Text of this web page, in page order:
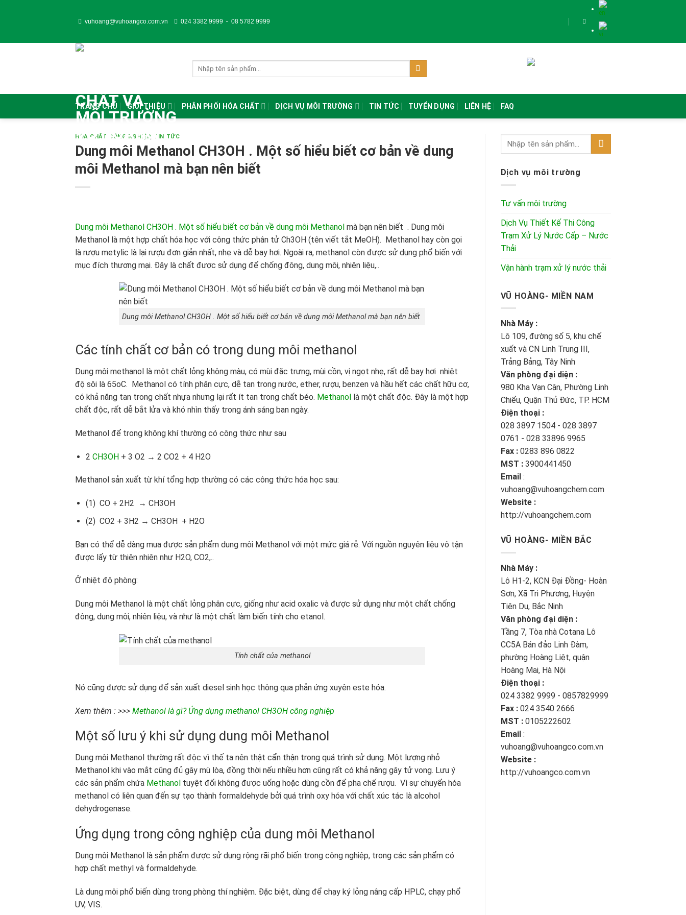
vuhoang@vuhoangco.com.vn 024 3382 9999 - 08 5782 9999
TRANG CHỦ GIỚI THIỆU PHÂN PHỐI HÓA CHẤT DỊCH VỤ MÔI TRƯỜNG TIN TỨC TUYỂN DỤNG LIÊN HỆ FAQ
HÓA CHẤT CÔNG NGHIỆP, TIN TỨC
Dung môi Methanol CH3OH . Một số hiểu biết cơ bản về dung
môi Methanol mà bạn nên biết
Dung môi Methanol CH3OH . Một số hiểu biết cơ bản về dung môi Methanol mà bạn nên biết . Dung môi
Methanol là một hợp chất hóa học với công thức phân tử Ch3OH (tên viết tắt MeOH). Methanol hay còn gọi
là rượu metylic là lại rượu đơn giản nhất, nhẹ và dễ bay hơi. Ngoài ra, methanol còn được sử dụng phổ biến với
mục đích thương mại. Đây là chất được sử dụng để chống đông, dung môi, nhiên liệu,..
Dung môi Methanol CH3OH . Một số hiểu biết cơ bản về dung môi Methanol mà bạn nên biết
Các tính chất cơ bản có trong dung môi methanol
Dung môi methanol là một chất lỏng không màu, có mùi đặc trưng, mùi cồn, vị ngọt nhẹ, rất dễ bay hơi nhiệt
độ sôi là 65oC. Methanol có tính phân cực, dễ tan trong nước, ether, rượu, benzen và hầu hết các chất hữu cơ,
có khả năng tan trong chất nhựa nhưng lại rất ít tan trong chất béo. Methanol là một chất độc. Đây là một hợp
chất độc, rất dễ bắt lửa và khó nhìn thấy trong ánh sáng ban ngày.
Methanol để trong không khí thường có công thức như sau
2 CH3OH+ 3 O2 → 2 CO2 + 4 H2O
Methanol sản xuất từ khí tổng hợp thường có các công thức hóa học sau:
(1) CO + 2H2 → CH3OH
(2) CO2 + 3H2 → CH3OH + H2O
Bạn có thể dễ dàng mua được sản phẩm dung môi Methanol với một mức giá rẻ. Với nguồn nguyên liệu vô tận
được lấy từ thiên nhiên như H2O, CO2,..
Ở nhiệt độ phòng:
Dung môi Methanol là một chất lỏng phân cực, giống như acid oxalic và được sử dụng như một chất chống
đông, dung môi, nhiên liệu, và như là một chất làm biến tính cho etanol.
Tính chất của methanol
Nó cũng được sử dụng để sản xuất diesel sinh học thông qua phản ứng xuyên este hóa.
Xem thêm : >>> Methanol là gì? Ứng dụng methanol CH3OH công nghiệp
Một số lưu ý khi sử dụng dung môi Methanol
Dung môi Methanol thường rất độc vì thế ta nên thật cẩn thận trong quá trình sử dụng. Một lượng nhỏ
Methanol khi vào mắt cũng đủ gây mù lòa, đồng thời nếu nhiều hơn cũng rất có khả năng gây tử vong. Lưu ý
các sản phẩm chứa Methanol tuyệt đối không được uống hoặc dùng cồn để pha chế rượu. Vì sự chuyển hóa
methanol có liên quan đến sự tạo thành formaldehyde bởi quá trình oxy hóa với chất xúc tác là alcohol
dehydrogenase.
Ứng dụng trong công nghiệp của dung môi Methanol
Dung môi Methanol là sản phẩm được sử dụng rộng rãi phổ biến trong công nghiệp, trong các sản phẩm có
hợp chất methyl và formaldehyde.
Là dung môi phổ biến dùng trong phòng thí nghiệm. Đặc biệt, dùng để chạy ký lỏng nâng cấp HPLC, chạy phổ
UV, VIS.
Dịch vụ môi trường
Tư vấn môi trường
Dịch Vụ Thiết Kế Thi Công
Trạm Xử Lý Nước Cấp – Nước
Thải
Vận hành trạm xử lý nước thải
VŨ HOÀNG- MIỀN NAM
Nhà Máy :
Lô 109, đường số 5, khu chế
xuất và CN Linh Trung III,
Trảng Bảng, Tây Ninh
Văn phòng đại diện :
980 Kha Vạn Cận, Phường Linh
Chiểu, Quận Thủ Đức, TP. HCM
Điện thoại :
028 3897 1504 - 028 3897
0761 - 028 33896 9965
Fax : 0283 896 0822
MST : 3900441450
Email :
vuhoang@vuhoangchem.com
Website :
http://vuhoangchem.com
VŨ HOÀNG- MIỀN BẮC
Nhà Máy :
Lô H1-2, KCN Đại Đồng- Hoàn
Sơn, Xã Tri Phương, Huyện
Tiên Du, Bắc Ninh
Văn phòng đại diện :
Tầng 7, Tòa nhà Cotana Lô
CC5A Bán đảo Linh Đàm,
phường Hoàng Liệt, quận
Hoàng Mai, Hà Nội
Điện thoại :
024 3382 9999 - 0857829999
Fax : 024 3540 2666
MST : 0105222602
Email :
vuhoang@vuhoangco.com.vn
Website :
http://vuhoangco.com.vn